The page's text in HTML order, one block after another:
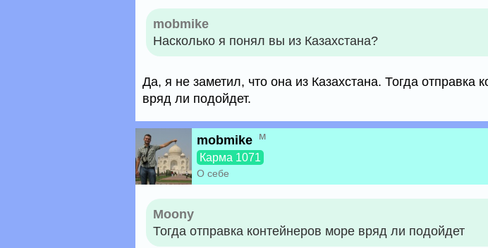
mobmike
Насколько я понял вы из Казахстана?
Да, я не заметил, что она из Казахстана. Тогда отправка
вряд ли подойдет.
mobmike м
Карма 1071
О себе
Moony
Тогда отправка контейнеров море вряд ли подойдет